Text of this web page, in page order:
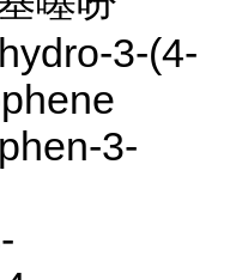
3-(4-
3-